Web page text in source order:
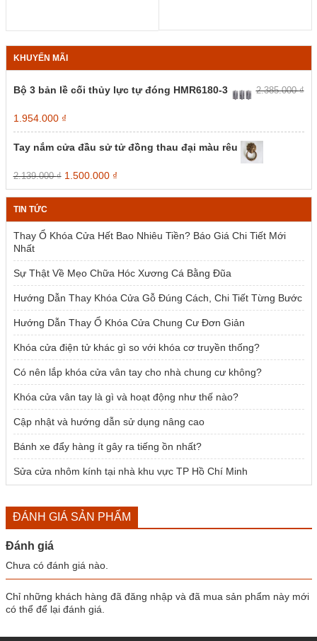
KHUYẾN MÃI
Bộ 3 bản lề cối thủy lực tự đóng HMR6180-3 2.385.000₫
Giá
gốc
là:
2.385.000 ₫.
1.954.000 ₫Giá
hiện
tại
Tay nắm cửa đầu sử tử đồng thau đại màu rêu
2.139.000₫ Giá
gốc
là:
1.500.000 ₫Giá
hiện
tại
1.500.000 ₫.
TIN TỨC
Thay Ổ Khóa Cửa Hết Bao Nhiêu Tiền? Báo Giá Chi Tiết Mới
Nhất
Sự Thật Về Mẹo Chữa Hóc Xương Cá Bằng Đũa
Hướng Dẫn Thay Khóa Cửa Gỗ Đúng Cách, Chi Tiết Từng Bước
Hướng Dẫn Thay Ổ Khóa Cửa Chung Cư Đơn Giản
Khóa cửa điện tử khác gì so với khóa cơ truyền thống?
Có nên lắp khóa cửa vân tay cho nhà chung cư không?
Khóa cửa vân tay là gì và hoạt động như thế nào?
Cập nhật và hướng dẫn sử dụng nâng cao
Bánh xe đẩy hàng ít gây ra tiếng ồn nhất?
Sửa cửa nhôm kính tại nhà khu vực TP Hồ Chí Minh
ĐÁNH GIÁ SẢN PHẨM
Đánh giá
Chưa có đánh giá nào.
Chỉ những khách hàng đã đăng nhập và đã mua sản phẩm này mới
có thể để lại đánh giá.